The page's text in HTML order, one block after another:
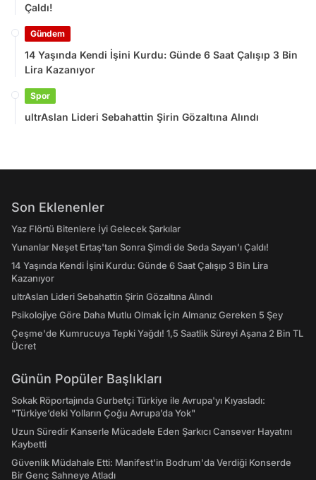
Çaldı!
Gündem
14 Yaşında Kendi İşini Kurdu: Günde 6 Saat Çalışıp 3 Bin
Lira Kazanıyor
Spor
ultrAslan Lideri Sebahattin Şirin Gözaltına Alındı
Son Eklenenler
Yaz Flörtü Bitenlere İyi Gelecek Şarkılar
Yunanlar Neşet Ertaş'tan Sonra Şimdi de Seda Sayan'ı Çaldı!
14 Yaşında Kendi İşini Kurdu: Günde 6 Saat Çalışıp 3 Bin Lira
Kazanıyor
ultrAslan Lideri Sebahattin Şirin Gözaltına Alındı
Psikolojiye Göre Daha Mutlu Olmak İçin Almanız Gereken 5 Şey
Çeşme'de Kumrucuya Tepki Yağdı! 1,5 Saatlik Süreyi Aşana 2 Bin TL
Ücret
Günün Popüler Başlıkları
Sokak Röportajında Gurbetçi Türkiye ile Avrupa'yı Kıyasladı:
"Türkiye’deki Yolların Çoğu Avrupa’da Yok"
Uzun Süredir Kanserle Mücadele Eden Şarkıcı Cansever Hayatını
Kaybetti
Güvenlik Müdahale Etti: Manifest'in Bodrum'da Verdiği Konserde
Bir Genç Sahneye Atladı